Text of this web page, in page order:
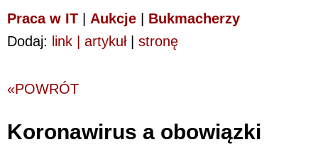
Praca w IT Aukcje
Bukmacherzy
Dodaj: link | artykuł| stronę
«POWRÓT
Koronawirus a obowiązki